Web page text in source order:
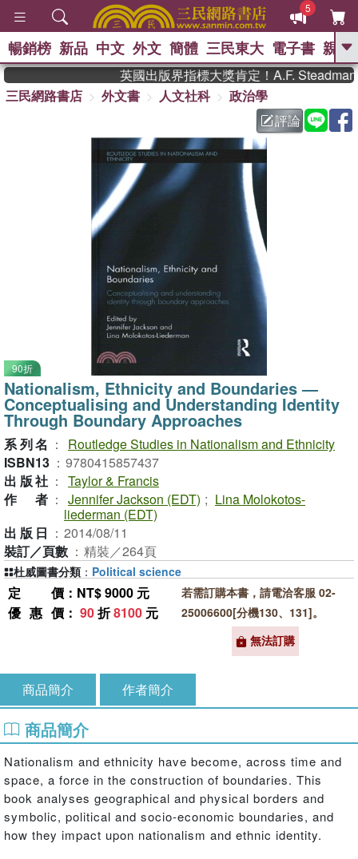
5
GO
熱搜： 東野圭吾 、 高希均教授回憶錄
父親節 、 如果歷
暑期推薦 、 國際布克
獎 臺灣漫遊錄 、 方念華
登輝時代
數學女孩：黎曼猜想
偉大的迷走神經
暢銷榜 新品 中文 外文 簡體 三民東大 電子書 親子
英國出版界指標大獎肯定！A.F.
三民網路書店
外文書 人文社科
政治學
評論
90折
Nationalism, Ethnicity and Boundaries ―
Conceptualising and Understanding Identity
Through Boundary Approaches
系列名 ：
Routledge Studies in Nationalism and Ethnicity
ISBN13 ： 9780415857437
出版社 ： Taylor & Francis
作者 ： Jennifer Jackson (EDT) ; Lina Molokotos-
liederman (EDT)
出版日 ： 2014/08/11
裝訂／頁數 ： 精裝／264頁
定價 ：NT$ 9000 元
優惠價 ： 90折8100 元
若需訂購本書，請電洽客服 02-
25006600[分機130、131]。
無法訂購
杜威圖書分類 ： Political science
商品簡介 作者簡介
商品簡介
Nationalism and ethnicity have become, across time and
space, a force in the construction of boundaries. This
book analyses geographical and physical borders and
symbolic, political and socio-economic boundaries, and
how they impact upon nationalism and ethnic identity.